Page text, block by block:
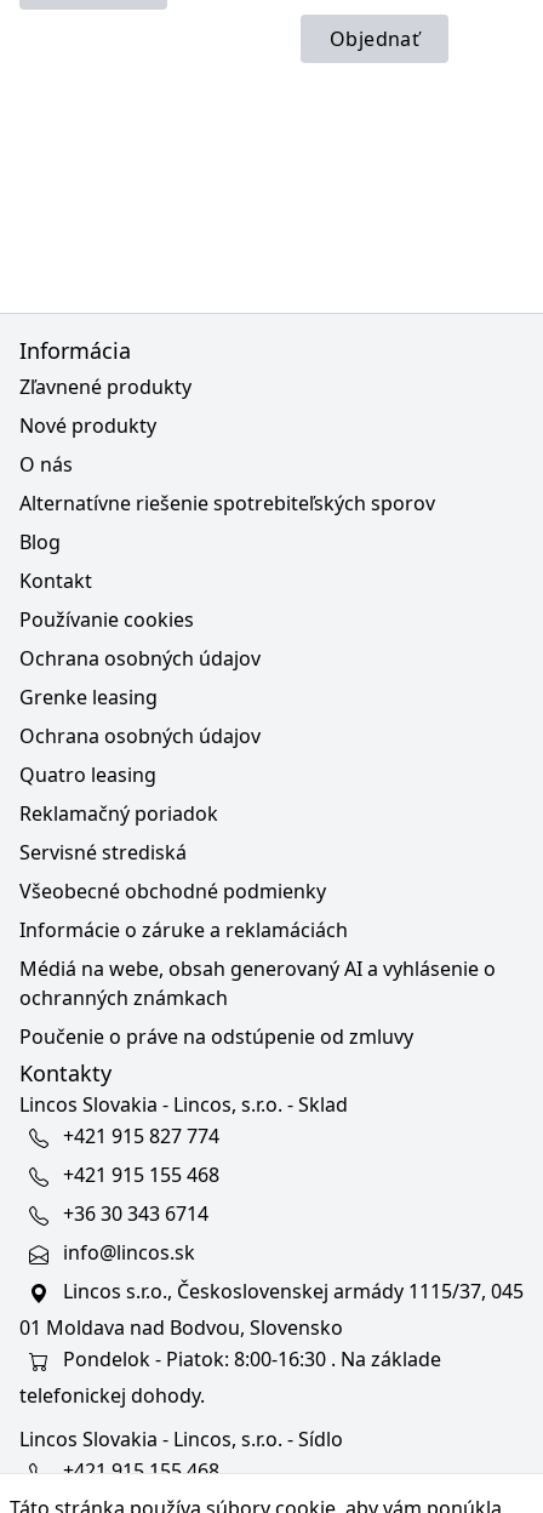
Objednať
Informácia
Zľavnené produkty
Nové produkty
O nás
Alternatívne riešenie spotrebiteľských sporov
Blog
Kontakt
Používanie cookies
Ochrana osobných údajov
Grenke leasing
Ochrana osobných údajov
Quatro leasing
Reklamačný poriadok
Servisné strediská
Všeobecné obchodné podmienky
Informácie o záruke a reklamáciách
Médiá na webe, obsah generovaný AI a vyhlásenie o
ochranných známkach
Poučenie o práve na odstúpenie od zmluvy
Kontakty
Lincos Slovakia - Lincos, s.r.o. - Sklad
+421 915 827 774
+421 915 155 468
+36 30 343 6714
info@lincos.sk
Lincos s.r.o., Československej armády 1115/37, 045
01 Moldava nad Bodvou, Slovensko
Pondelok - Piatok: 8:00-16:30 . Na základe
telefonickej dohody.
Lincos Slovakia - Lincos, s.r.o. - Sídlo
+421 915 155 468